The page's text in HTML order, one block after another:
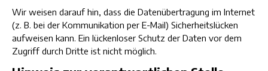
Wir weisen darauf hin, dass die Datenübertragung im Internet
(z. B. bei der Kommunikation per E-Mail) Sicherheitslücken
aufweisen kann. Ein lückenloser Schutz der Daten vor dem
Zugriff durch Dritte ist nicht möglich.